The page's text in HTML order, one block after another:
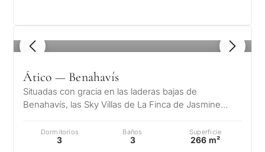
1 / 8
Ático — Benahavís
Situadas con gracia en las laderas bajas de
Benahavís, las Sky Villas de La Finca de Jasmine
Dormitorios
3
Baños
3
Superficie
266 m²
CUESTIONARIO
Selección
personalizada
de
propiedades
una